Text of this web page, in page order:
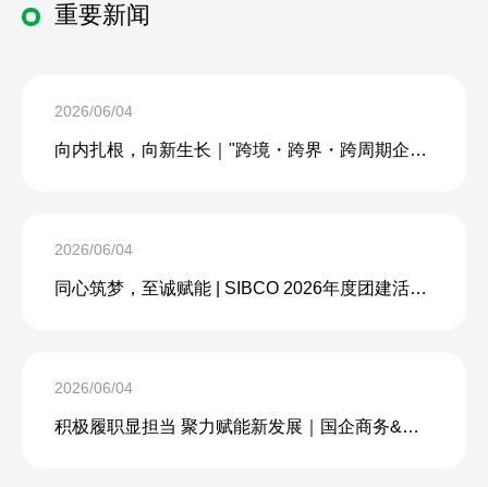
重要新闻
2026/06/04
向内扎根，向新生长｜"跨境・跨界・跨周期企业内生力沙龙"成功举办
2026/06/04
同心筑梦，至诚赋能 | SIBCO 2026年度团建活动圆满收官
2026/06/04
积极履职显担当 聚力赋能新发展｜国企商务&中企人力出席上海现代服务业联合会第五届会员大会第三次会议暨2026服务业高质量发展大会